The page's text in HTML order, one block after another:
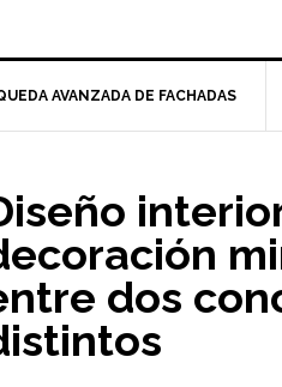
AVANZADA DE FACHADAS
dos